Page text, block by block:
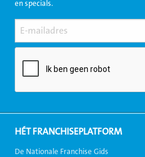
en specials.
HÉT FRANCHISEPLATFORM
De Nationale Franchise Gids